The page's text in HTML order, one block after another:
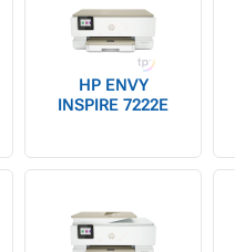
HP ENVY
INSPIRE 7222E